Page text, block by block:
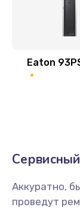
Eaton
Аккуратно,
проведут